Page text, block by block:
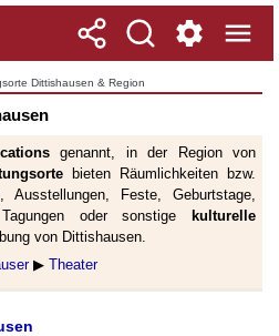
Dittishausen & Region
genannt, in der Region von
bieten Räumlichkeiten bzw.
Feste, Geburtstage,
oder sonstige
kulturelle
von Dittishausen.
▶ Theater